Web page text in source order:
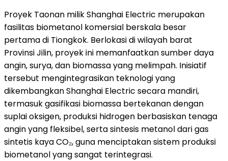
Proyek Taonan milik Shanghai Electric merupakan
fasilitas biometanol komersial berskala besar
pertama di Tiongkok. Berlokasi di wilayah barat
Provinsi Jilin, proyek ini memanfaatkan sumber daya
angin, surya, dan biomassa yang melimpah. Inisiatif
tersebut mengintegrasikan teknologi yang
dikembangkan Shanghai Electric secara mandiri,
termasuk gasifikasi biomassa bertekanan dengan
suplai oksigen, produksi hidrogen berbasiskan tenaga
angin yang fleksibel, serta sintesis metanol dari gas
sintetis kaya CO₂, guna menciptakan sistem produksi
biometanol yang sangat terintegrasi.